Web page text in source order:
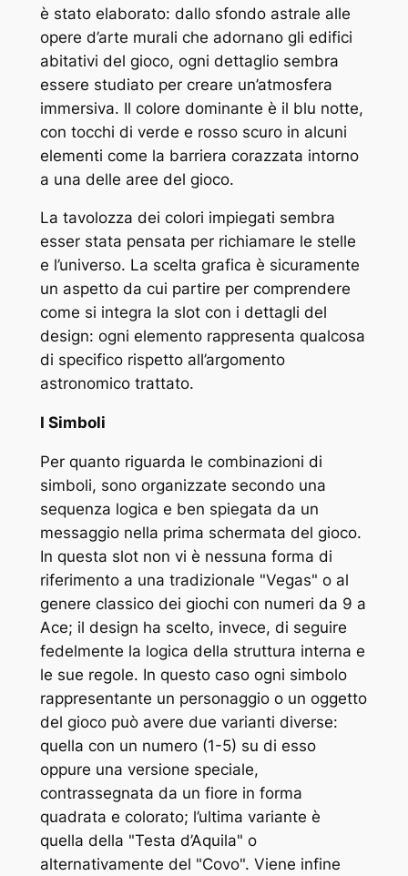
è stato elaborato: dallo sfondo astrale alle
opere d’arte murali che adornano gli edifici
abitativi del gioco, ogni dettaglio sembra
essere studiato per creare un’atmosfera
immersiva. Il colore dominante è il blu notte,
con tocchi di verde e rosso scuro in alcuni
elementi come la barriera corazzata intorno
a una delle aree del gioco.
La tavolozza dei colori impiegati sembra
esser stata pensata per richiamare le stelle
e l’universo. La scelta grafica è sicuramente
un aspetto da cui partire per comprendere
come si integra la slot con i dettagli del
design: ogni elemento rappresenta qualcosa
di specifico rispetto all’argomento
astronomico trattato.
I Simboli
Per quanto riguarda le combinazioni di
simboli, sono organizzate secondo una
sequenza logica e ben spiegata da un
messaggio nella prima schermata del gioco.
In questa slot non vi è nessuna forma di
riferimento a una tradizionale "Vegas" o al
genere classico dei giochi con numeri da 9 a
Ace; il design ha scelto, invece, di seguire
fedelmente la logica della struttura interna e
le sue regole. In questo caso ogni simbolo
rappresentante un personaggio o un oggetto
del gioco può avere due varianti diverse:
quella con un numero (1-5) su di esso
oppure una versione speciale,
contrassegnata da un fiore in forma
quadrata e colorato; l’ultima variante è
quella della "Testa d’Aquila" o
alternativamente del "Covo". Viene infine